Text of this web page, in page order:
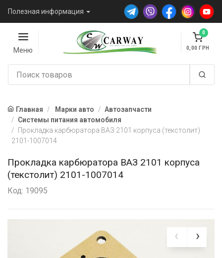
Полезная информация
Меню
0
0,00
Главная Марки авто
Автозапчасти
Системы питания автомобиля
Прокладка карбюратора ВАЗ 2101 корпуса (текстолит)
2101-1007014
Прокладка карбюратора ВАЗ 2101 корпуса
(текстолит) 2101-1007014
Код: 19095